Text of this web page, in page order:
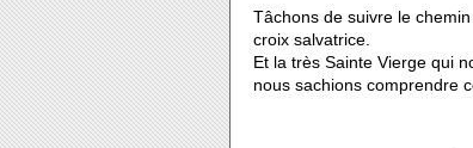
Tâchons de suivre le
croix salvatrice.
Et la très Sainte Vierge qui
nous sachions comprendre